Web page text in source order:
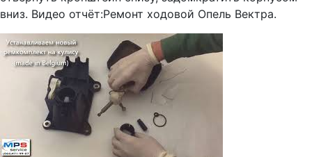
вниз. Видео отчёт:Ремонт ходовой Опель Вектра.